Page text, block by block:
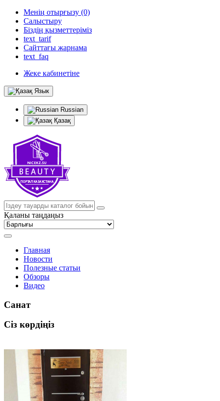
Менің отырғызу (0)
Салыстыру
Біздің қызметтеріміз
text_tarif
Сайттағы жарнама
text_faq
Жеке кабинетіне
Язык
Russian
Қазақ
Қаланы таңдаңыз
Главная
Новости
Полезные статьи
Обзоры
Видео
Санат
Сіз көрдіңіз